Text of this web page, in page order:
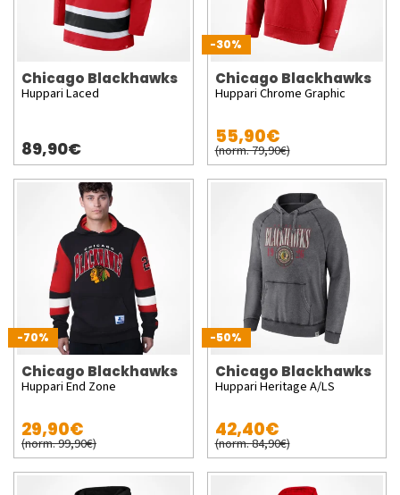
Chicago Blackhawks
Huppari Laced
89,90€
-30%
Chicago Blackhawks
Huppari Chrome Graphic
55,90€
(norm. 79,90€)
-70%
Chicago Blackhawks
Huppari End Zone
29,90€
(norm. 99,90€)
-50%
Chicago Blackhawks
Huppari Heritage A/LS
42,40€
(norm. 84,90€)